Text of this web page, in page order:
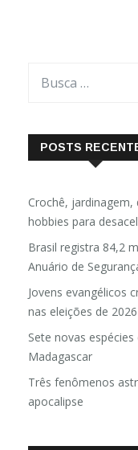
POSTS
Crochê,
hobbies para
Brasil registra 84,2
Anuário de
Jovens evangélicos
nas eleições de 2026
Sete novas
Madagascar
Três fenômenos
apocalipse